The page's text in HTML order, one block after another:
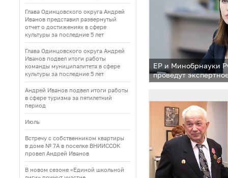
Глава Одинцовского округа Андрей
Иванов представил развернутый
отчет о достижениях в сфере
культуры за последние 5 лет
Глава Одинцовского округа Андрей
Иванов подвел итоги работы
команды муниципалитета в сфере
культуры за последние 5 лет
Андрей Иванов подвел итоги работы
в сфере туризма за пятилетний
период
Июль
Встречу с собственником квартиры
в доме № 7А в поселке ВНИИССОК
провел Андрей Иванов
В новом сезоне «Единой школьной
ЕР и Минобрнауки
проведут
стандарта для